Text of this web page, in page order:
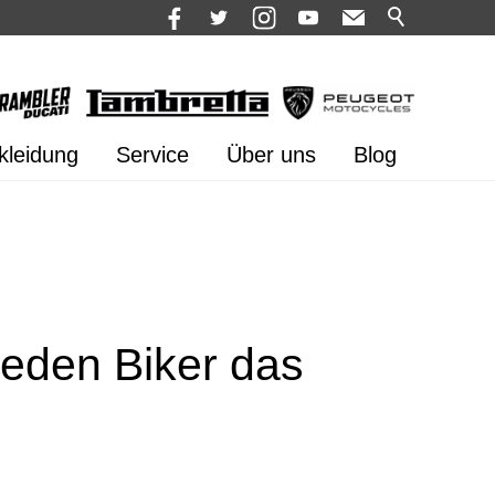
Service Über uns Blog
Biker das